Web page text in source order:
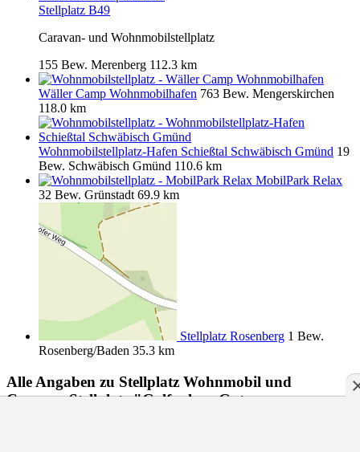
Stellplatz B49
Caravan- und Wohnmobilstellplatz
155 Bew. Merenberg 112.3 km
Wäller Camp Wohnmobilhafen 763 Bew. Mengerskirchen
118.0 km
Wohnmobilstellplatz-Hafen Schießtal Schwäbisch Gmünd 19
Bew. Schwäbisch Gmünd 110.6 km
MobilPark Relax
32 Bew. Grünstadt 69.9 km
Stellplatz Rosenberg 1 Bew.
Rosenberg/Baden 35.3 km
Alle Angaben zu Stellplatz Wohnmobil und
Caravan Stellplatz "Golfanlage Gut